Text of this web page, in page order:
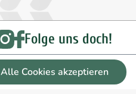
Folge uns doch!
Alle Cookies akzeptieren